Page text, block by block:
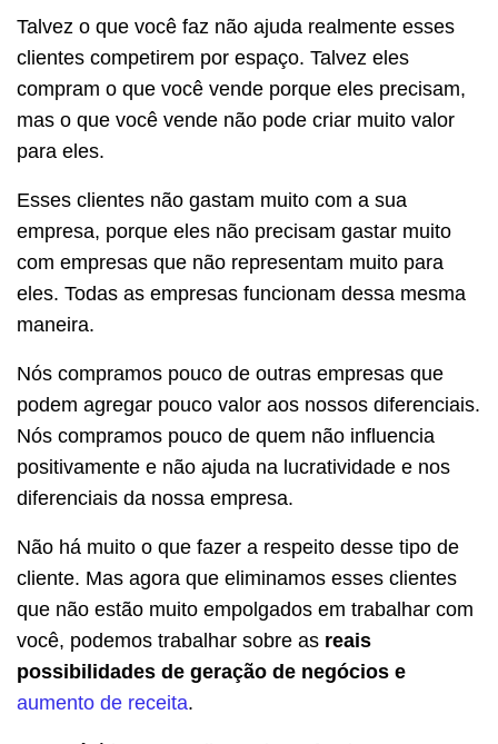
Talvez o que você faz não ajuda realmente esses
clientes competirem por espaço. Talvez eles
compram o que você vende porque eles precisam,
mas o que você vende não pode criar muito valor
para eles.
Esses clientes não gastam muito com a sua
empresa, porque eles não precisam gastar muito
com empresas que não representam muito para
eles. Todas as empresas funcionam dessa mesma
maneira.
Nós compramos pouco de outras empresas que
podem agregar pouco valor aos nossos diferenciais.
Nós compramos pouco de quem não influencia
positivamente e não ajuda na lucratividade e nos
diferenciais da nossa empresa.
Não há muito o que fazer a respeito desse tipo de
cliente. Mas agora que eliminamos esses clientes
que não estão muito empolgados em trabalhar com
você, podemos trabalhar sobre as reais
possibilidades de geração de negócios e
aumento de receita.